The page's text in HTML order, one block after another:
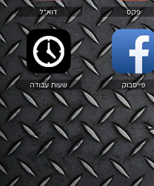
פקס דוא"ל
פייסבוק שעות עבודה